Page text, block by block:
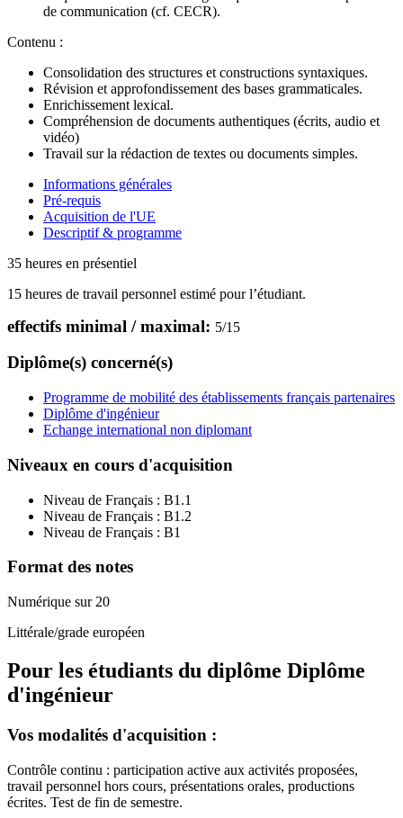
de communication (cf. CECR).
Contenu :
Consolidation des structures et constructions syntaxiques.
Révision et approfondissement des bases grammaticales.
Enrichissement lexical.
Compréhension de documents authentiques (écrits, audio et
vidéo)
Travail sur la rédaction de textes ou documents simples.
Informations générales
Pré-requis
Acquisition de l'UE
Descriptif & programme
35 heures en présentiel
15 heures de travail personnel estimé pour l’étudiant.
effectifs minimal / maximal: 5/15
Diplôme(s) concerné(s)
Programme de mobilité des établissements français partenaires
Diplôme d'ingénieur
Echange international non diplomant
Niveaux en cours d'acquisition
Niveau de Français : B1.1
Niveau de Français : B1.2
Niveau de Français : B1
Format des notes
Numérique sur 20
Littérale/grade européen
Pour les étudiants du diplôme Diplôme
d'ingénieur
Vos modalités d'acquisition :
Contrôle continu : participation active aux activités proposées,
travail personnel hors cours, présentations orales, productions
écrites. Test de fin de semestre.